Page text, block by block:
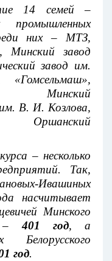
14 семей –
промышленных
них – МТЗ,
завод
завод им.
Минский
В. И. Козлова,
Оршанский
– несколько
Так,
Ивашиных
насчитывает
Минского
–401 год, а
Белорусского
год.